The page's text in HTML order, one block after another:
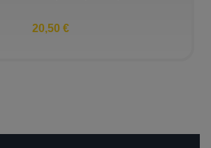
20,50 €